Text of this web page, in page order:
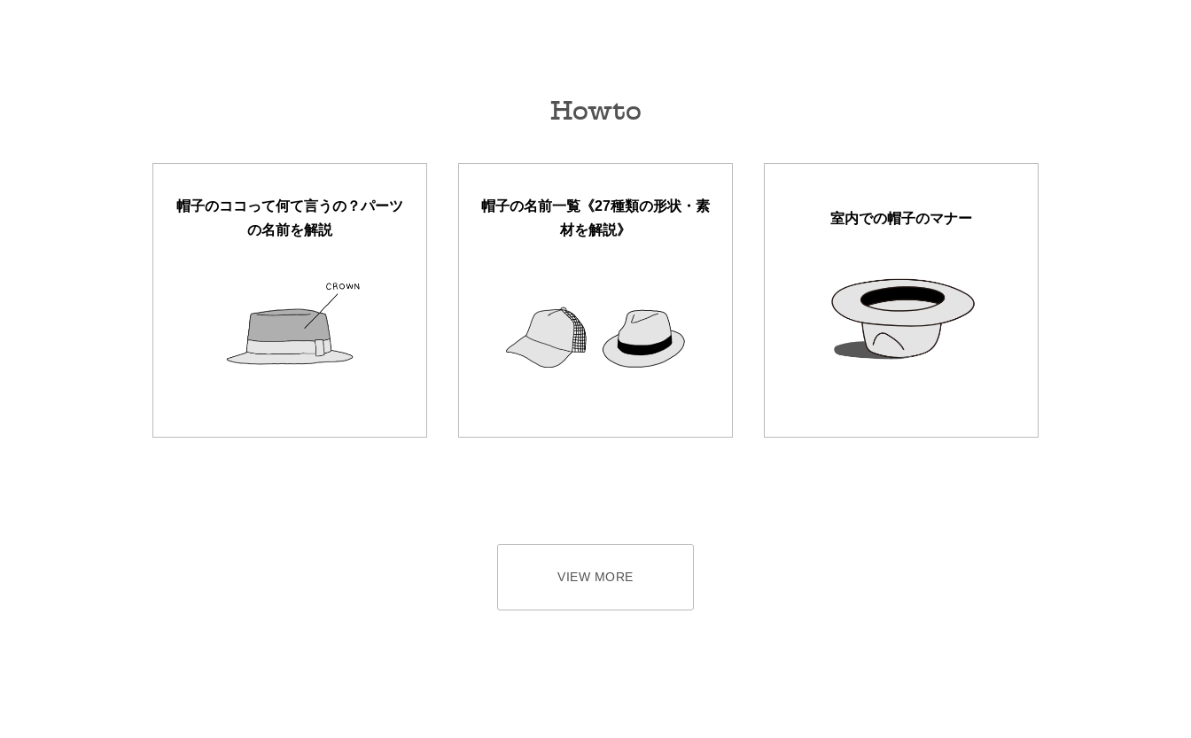
Howto
帽子のココって何て言うの？パーツ
の名前を解説
帽子の名前一覧《27種類の形状・素
材を解説》
室内での帽子のマナー
VIEW MORE